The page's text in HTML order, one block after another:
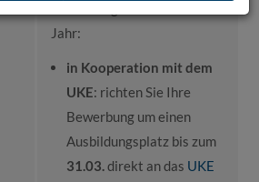
Jahr:
in Kooperation mit dem
UKE: richten Sie Ihre
Bewerbung um einen
Ausbildungsplatz bis zum
31.03. direkt an das UKE